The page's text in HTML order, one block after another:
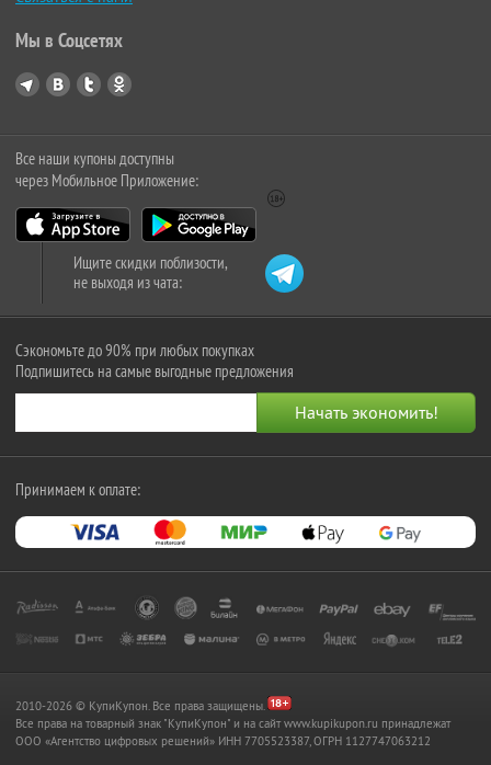
Мы в Соцсетях
Все наши купоны доступны
через Мобильное Приложение:
Ищите скидки поблизости,
не выходя из чата:
Сэкономьте до 90% при любых покупках
Подпишитесь на самые выгодные предложения
Принимаем к оплате:
2010-2026 © КупиКупон. Все права защищены.
Все права на товарный знак "КупиКупон" и на сайт www.kupikupon.ru принадлежат
OOO «Агентство цифровых решений» ИНН 7705523387, ОГРН 1127747063212